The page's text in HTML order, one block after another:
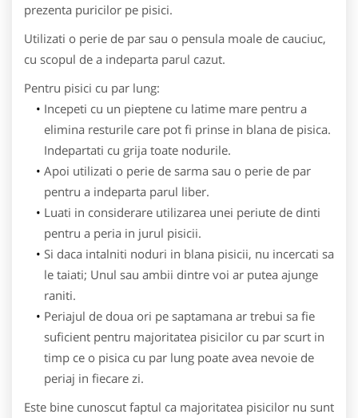
prezenta puricilor pe pisici.
Utilizati o perie de par sau o pensula moale de cauciuc,
cu scopul de a indeparta parul cazut.
Pentru pisici cu par lung:
Incepeti cu un pieptene cu latime mare pentru a
elimina resturile care pot fi prinse in blana de pisica.
Indepartati cu grija toate nodurile.
Apoi utilizati o perie de sarma sau o perie de par
pentru a indeparta parul liber.
Luati in considerare utilizarea unei periute de dinti
pentru a peria in jurul pisicii.
Si daca intalniti noduri in blana pisicii, nu incercati sa
le taiati; Unul sau ambii dintre voi ar putea ajunge
raniti.
Periajul de doua ori pe saptamana ar trebui sa fie
suficient pentru majoritatea pisicilor cu par scurt in
timp ce o pisica cu par lung poate avea nevoie de
periaj in fiecare zi.
Este bine cunoscut faptul ca majoritatea pisicilor nu sunt